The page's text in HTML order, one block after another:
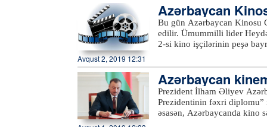
Azərbaycan
Bu gün Azərbaycan Kinosu
edilir. Ümummilli lider
2-si kino işçilərinin peşə
olunub. Onların bir hissəsi,
“Sevinc buxtası”,
cümlədən “Ögey ana”,
“Axırıncı aşırım”,
“Nabat”, “Axınla aşağı”
görülüb.Azərbaycan kinosu
Avqust 2, 2019 12:31
Azərbaycan
inə görə…
Prezident İlham Əliyev
Prezidentinin fəxri diplomu”
əsasən, Azərbaycanda kino